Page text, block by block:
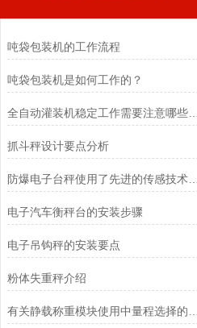
吨袋包装机的工作流程
吨袋包装机是如何工作的？
全自动灌装机稳定工作需要注意哪些方面？
抓斗秤设计要点分析
防爆电子台秤使用了先进的传感技术和数据处理算法
电子汽车衡秤台的安装步骤
电子吊钩秤的安装要点
粉体失重秤介绍